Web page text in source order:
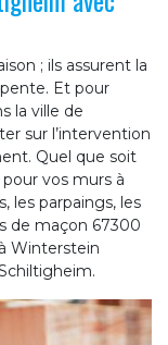
; ils assurent la
Et pour
la ville de
sur l’intervention
Quel que soit
vos murs à
les parpaings, les
de maçon 67300
Winterstein